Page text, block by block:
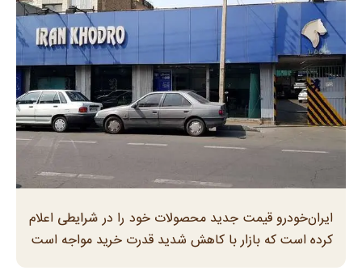
ایران‌خودرو قیمت جدید محصولات خود را در شرایطی اعلام
کرده است که بازار با کاهش شدید قدرت خرید مواجه است